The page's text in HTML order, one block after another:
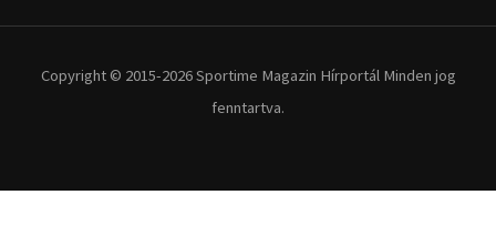
Copyright © 2015-2026 Sportime Magazin Hírportál Minden jog
fenntartva.